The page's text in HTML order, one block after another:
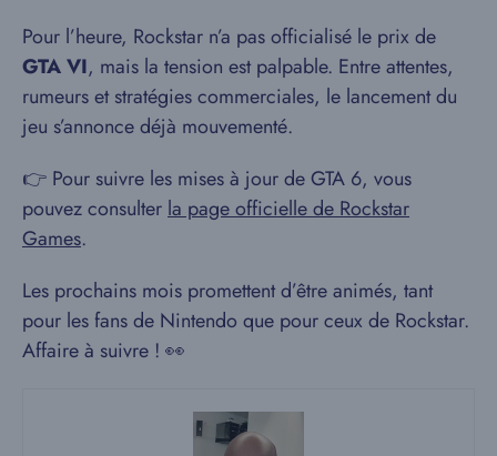
Pour l’heure, Rockstar n’a pas officialisé le prix de
GTA VI, mais la tension est palpable. Entre attentes,
rumeurs et stratégies commerciales, le lancement du
jeu s’annonce déjà mouvementé.
👉 Pour suivre les mises à jour de GTA 6, vous
pouvez consulter la page officielle de Rockstar
Games.
Les prochains mois promettent d’être animés, tant
pour les fans de Nintendo que pour ceux de Rockstar.
Affaire à suivre ! 👀